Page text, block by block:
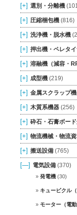
[+] 選別・分離機
[+] 圧縮梱包機 (816)
[+] 洗浄機・脱水機
[+] 押出機・ペレタ
[+] 溶融機（減容・
[+] 成型機 (219)
[+] 金属スクラップ
[+] 木質系機器 (256)
[+] 砕石・石膏ボー
[+] 物流機械・物流
[+] 搬送設備 (765)
[—] 電気設備 (370)
発電機 (30)
キュービクル（
モーター（電動